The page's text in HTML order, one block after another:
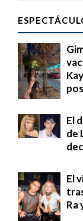
El
de
El
Ra